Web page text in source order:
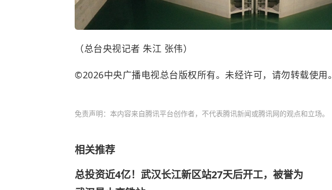
（总台央视记者 朱江 张伟）
©2026中央广播电视总台版权所有。未经许可，请勿转载使用。
免责声明：本内容来自腾讯平台创作者，不代表腾讯新闻或腾讯网的观点和立场。
相关推荐
总投资近4亿！武汉长江新区站27天后开工，被誉为